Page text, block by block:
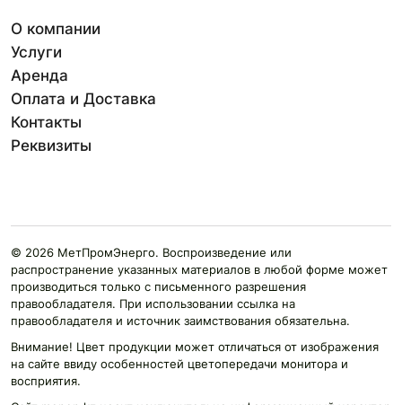
О компании
Услуги
Аренда
Оплата и Доставка
Контакты
Реквизиты
© 2026 МетПромЭнерго. Воспроизведение или
распространение указанных материалов в любой форме может
производиться только с письменного разрешения
правообладателя. При использовании ссылка на
правообладателя и источник заимствования обязательна.
Внимание! Цвет продукции может отличаться от изображения
на сайте ввиду особенностей цветопередачи монитора и
восприятия.